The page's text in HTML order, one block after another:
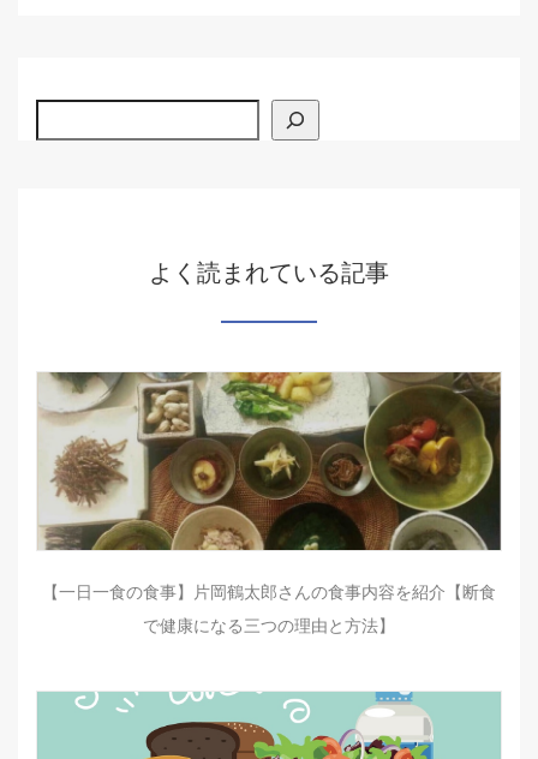
よく読まれている記事
【一日一食の食事】片岡鶴太郎さんの食事内容を紹介【断食
で健康になる三つの理由と方法】